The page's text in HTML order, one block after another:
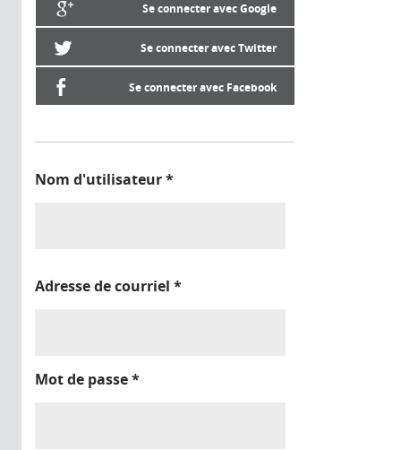
Se connecter avec Google
Se connecter avec Twitter
Se connecter avec Facebook
Nom d'utilisateur*
Adresse de courriel *
Mot de passe*